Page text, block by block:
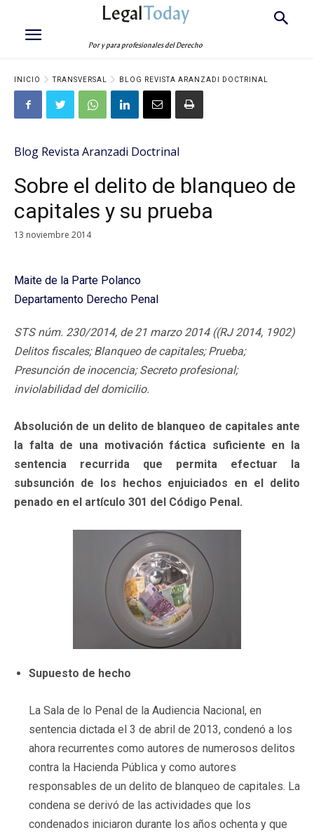
LegalToday
Por y para profesionales del Derecho
INICIO TRANSVERSAL BLOG REVISTA ARANZADI DOCTRINAL
Blog Revista Aranzadi Doctrinal
Sobre el delito de blanqueo de
capitales y su prueba
13 noviembre 2014
Maite de la Parte Polanco
Departamento Derecho Penal
STS núm. 230/2014, de 21 marzo 2014 ((RJ 2014, 1902)
Delitos fiscales; Blanqueo de capitales; Prueba;
Presunción de inocencia; Secreto profesional;
inviolabilidad del domicilio.
Absolución de un delito de blanqueo de capitales ante
la falta de una motivación fáctica suficiente en la
sentencia recurrida que permita efectuar la
subsunción de los hechos enjuiciados en el delito
penado en el artículo 301 del Código Penal.
Supuesto de hecho
La Sala de lo Penal de la Audiencia Nacional, en
sentencia dictada el 3 de abril de 2013, condenó a los
ahora recurrentes como autores de numerosos delitos
contra la Hacienda Pública y como autores
responsables de un delito de blanqueo de capitales. La
condena se derivó de las actividades que los
condenados iniciaron durante los años ochenta y que